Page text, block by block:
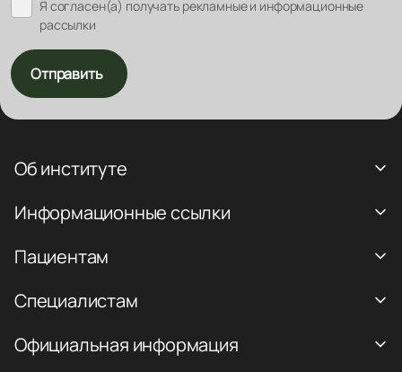
Я согласен(а) получать рекламные и информационные
рассылки
Отправить
Об институте
Информационные ссылки
Пациентам
Специалистам
Официальная информация